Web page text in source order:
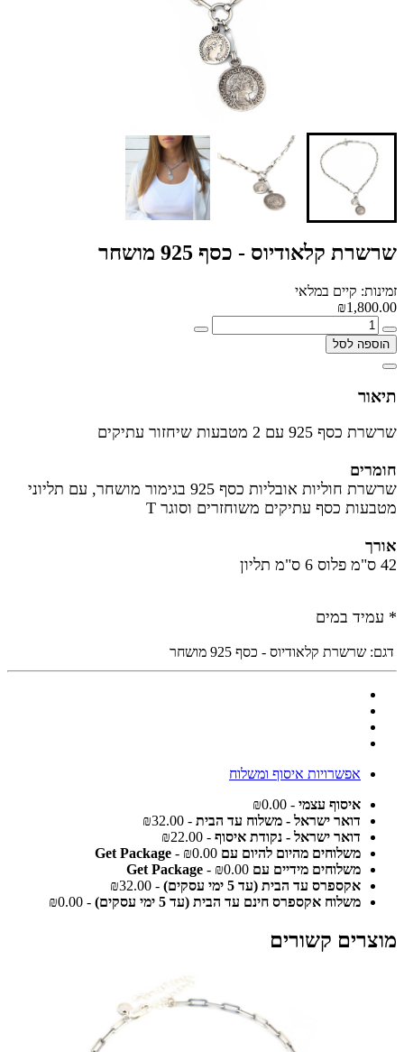
שרשרת קלאודיוס - כסף 925 מושחר
זמינות: קיים במלאי
₪1,800.00
הוספה לסל
תיאור
שרשרת כסף 925 עם 2 מטבעות שיחזור עתיקים
חומרים
שרשרת חוליות אובליות כסף 925 בגימור מושחר, עם תליוני
מטבעות כסף עתיקים משוחזרים וסוגר T
אורך
42 ס"מ פלוס 6 ס"מ תליון
* עמיד במים
דגם: שרשרת קלאודיוס - כסף 925 מושחר
אפשרויות איסוף ומשלוח
איסוף עצמי - ₪0.00
דואר ישראל - משלוח עד הבית - ₪32.00
דואר ישראל - נקודת איסוף - ₪22.00
משלוחים מהיום להיום עם Get Package - ₪0.00
משלוחים מידיים עם Get Package - ₪0.00
אקספרס עד הבית (עד 5 ימי עסקים)
- ₪32.00
משלוח אקספרס חינם עד הבית (עד 5 ימי עסקים)
- ₪0.00
מוצרים קשורים